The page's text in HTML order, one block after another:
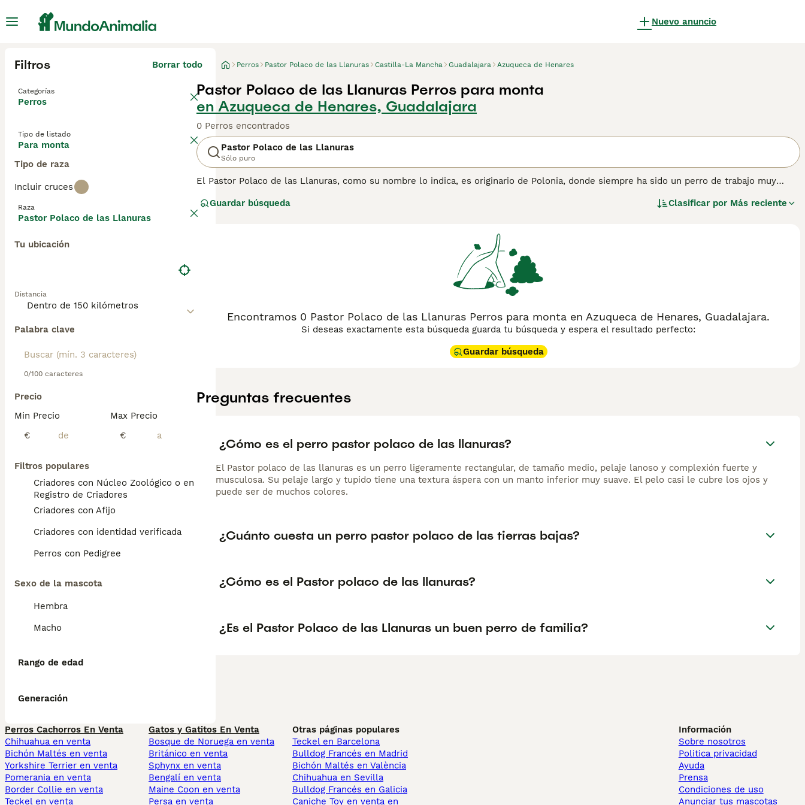
Nuevo anuncio
Filtros Borrar todo
Categorías
Perros
Tipo de listado
Para monta
Tipo de raza
Incluir cruces
Raza
Pastor Polaco de las Llanuras
Tu ubicación
Distancia
Palabra clave
0/100 caracteres
Precio
Min Precio
€
Max Precio
€
Filtros populares
Criadores con Núcleo Zoológico o en el
Registro de Criadores
Criadores con Afijo
Criadores con identidad verificada
Perros con Pedigree
Sexo de la mascota
Hembra
Macho
Rango de edad
Generación
Perros Pastor Polaco de las Llanuras Castilla-La Mancha Guadalajara Azuqueca de Henares
Pastor Polaco de las Llanuras Perros para monta
en Azuqueca de Henares, Guadalajara
0 Perros encontrados
Pastor Polaco de las Llanuras
Sólo puro
El Pastor Polaco de las Llanuras, como su nombre lo indica, es originario de Polonia, donde siempre ha sido un perro de trabajo muy
polacas más antiguas. Están registrados en el Kennel Club y pertenecen al grupo de los Perros Pastores. A lo largo de los años, el Pastor
Polaco de las Llanuras ha ganado muchos seguidores en España, no solo por su apariencia encantadora, sino también por su naturaleza
Guardar búsqueda Clasificar por Más reciente
Encontramos 0 Pastor Polaco de las Llanuras Perros para monta en Azuqueca de Henares, Guadalajara.
Si deseas exactamente esta búsqueda guarda tu búsqueda y espera el resultado perfecto:
Guardar búsqueda
Preguntas frecuentes
¿Cómo es el perro pastor polaco de las llanuras?
El Pastor polaco de las llanuras es un perro ligeramente rectangular, de tamaño medio, pelaje lanoso y complexión fuerte y
musculosa. Su pelaje largo y tupido tiene una textura áspera con un manto inferior muy suave. El pelo casi le cubre los ojos y
puede ser de muchos colores.
¿Cuánto cuesta un perro pastor polaco de las tierras bajas?
¿Cómo es el Pastor polaco de las llanuras?
¿Es el Pastor Polaco de las Llanuras un buen perro de familia?
Perros Cachorros En Venta
Chihuahua en venta
Bichón Maltés en venta
Yorkshire Terrier en venta
Pomerania en venta
Border Collie en venta
Teckel en venta
Gatos y Gatitos En Venta
Bosque de Noruega en venta
Británico en venta
Sphynx en venta
Bengalí en venta
Maine Coon en venta
Persa en venta
Otras páginas populares
Teckel en Barcelona
Bulldog Francés en Madrid
Bichón Maltés en València
Chihuahua en Sevilla
Bulldog Francés en Galicia
Caniche Toy en venta en
Información
Sobre nosotros
Politica privacidad
Ayuda
Prensa
Condiciones de uso
Anunciar tus mascotas